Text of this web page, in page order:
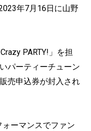
年7月16日に山野
PARTY!」を担
パーティーチューン
売申込券が封入され
ーマンスでファン